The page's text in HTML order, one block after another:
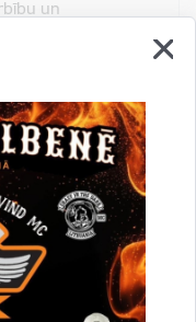
un
par to, kā
vietni.
lai